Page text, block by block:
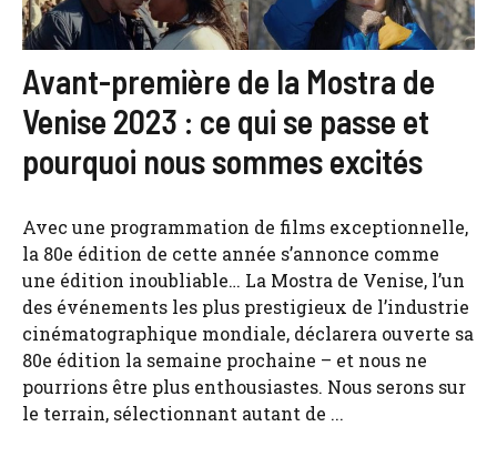
Avant-première de la Mostra de
Venise 2023 : ce qui se passe et
pourquoi nous sommes excités
Avec une programmation de films exceptionnelle,
la 80e édition de cette année s’annonce comme
une édition inoubliable… La Mostra de Venise, l’un
des événements les plus prestigieux de l’industrie
cinématographique mondiale, déclarera ouverte sa
80e édition la semaine prochaine – et nous ne
pourrions être plus enthousiastes. Nous serons sur
le terrain, sélectionnant autant de ...